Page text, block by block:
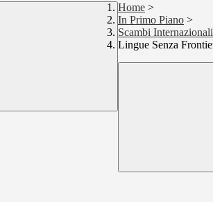
Home >
In Primo Piano >
Scambi Internazionali
Lingue Senza